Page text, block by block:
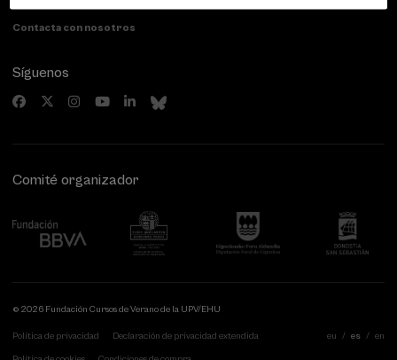
Contacta con nosotros
Síguenos
Comité organizador
© 2026 Fundación Cursos de Verano de la UPV/EHU
Política de privacidad Declaración de privacidad extendida eu es en